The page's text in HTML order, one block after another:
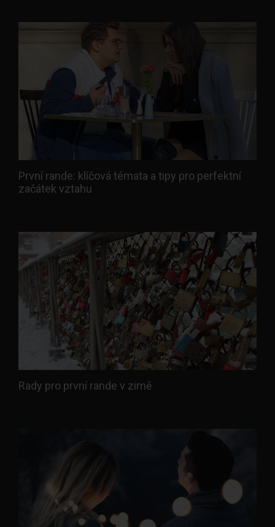
První rande: klíčová témata a tipy pro perfektní
začátek vztahu
Rady pro první rande v zimě